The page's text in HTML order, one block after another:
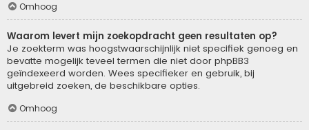
Omhoog
Waarom levert mijn zoekopdracht geen resultaten op?
Je zoekterm was hoogstwaarschijnlijk niet specifiek genoeg en
bevatte mogelijk teveel termen die niet door phpBB3
geïndexeerd worden. Wees specifieker en gebruik, bij
uitgebreid zoeken, de beschikbare opties.
Omhoog